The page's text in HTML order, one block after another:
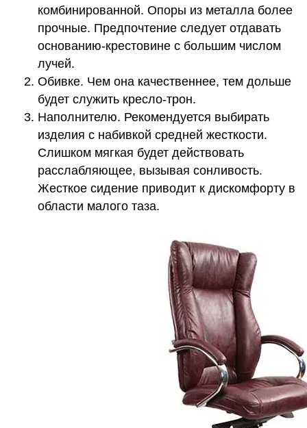
комбинированной. Опоры из металла более
прочные. Предпочтение следует отдавать
основанию-крестовине с большим числом
лучей.
Обивке. Чем она качественнее, тем дольше
будет служить кресло-трон.
Наполнителю. Рекомендуется выбирать
изделия с набивкой средней жесткости.
Слишком мягкая будет действовать
расслабляющее, вызывая сонливость.
Жесткое сидение приводит к дискомфорту в
области малого таза.